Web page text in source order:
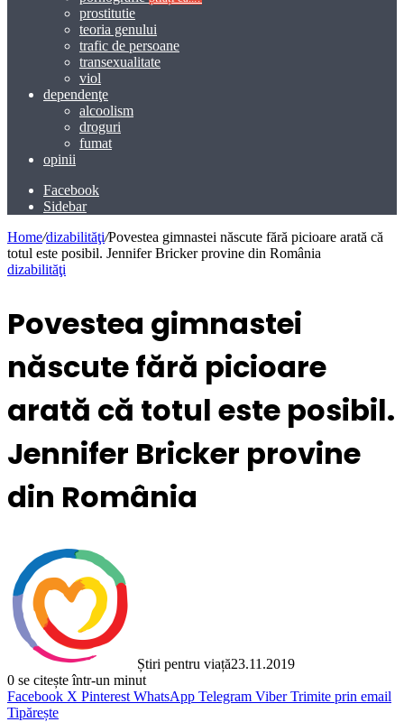
prostitutie
teoria genului
trafic de persoane
transexualitate
viol
dependenţe
alcoolism
droguri
fumat
opinii
Facebook
Sidebar
Home/dizabilităţi/Povestea gimnastei născute fără picioare arată că
totul este posibil. Jennifer Bricker provine din România
dizabilităţi
Povestea gimnastei
născute fără picioare
arată că totul este posibil.
Jennifer Bricker provine
din România
Știri pentru viață23.11.2019
0 se citește într-un minut
Facebook X Pinterest WhatsApp Telegram Viber Trimite prin email
Tipărește